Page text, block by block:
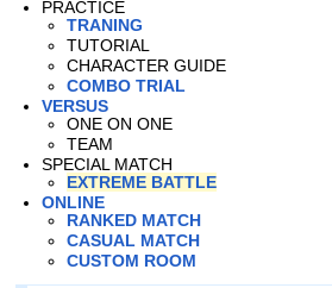
PRACTICE
TRANING
TUTORIAL
CHARACTER GUIDE
COMBO TRIAL
VERSUS
ONE ON ONE
TEAM
SPECIAL MATCH
EXTREME BATTLE
ONLINE
RANKED MATCH
CASUAL MATCH
CUSTOM ROOM